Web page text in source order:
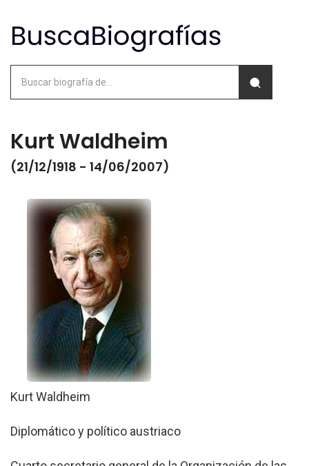
Kurt Waldheim
(21/12/1918 - 14/06/2007)
Kurt Waldheim
Diplomático y político austriaco